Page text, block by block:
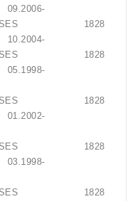
& BUSES 1828
& BUSES 1828
& BUSES 1828
& BUSES 1828
& BUSES 1828